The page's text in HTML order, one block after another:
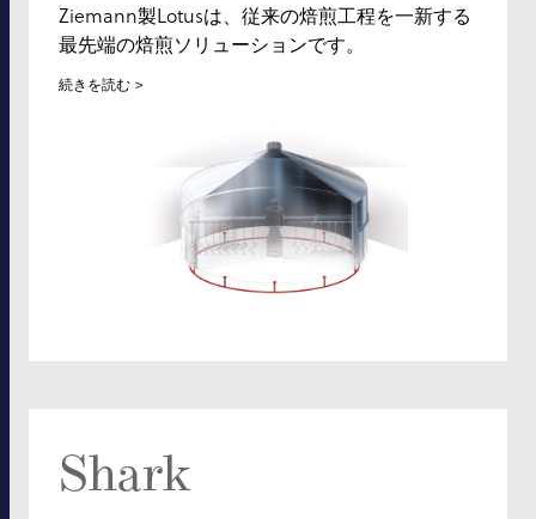
Ziemann製Lotusは、従来の焙煎工程を一新する
最先端の焙煎ソリューションです。
続きを読む
Shark